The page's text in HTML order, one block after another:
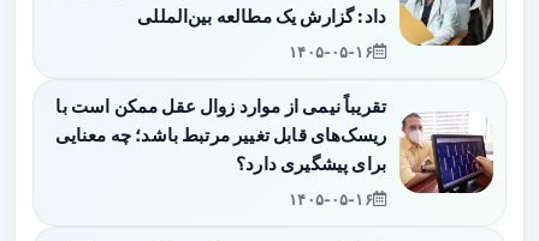
داد: گزارش یک مطالعه بین‌المللی
۱۴۰۵-۰۵-۱۶
تقریباً نیمی از موارد زوال عقل ممکن است با
ریسک‌های قابل تغییر مرتبط باشد؛ چه معنایی
برای پیشگیری دارد؟
۱۴۰۵-۰۵-۱۶